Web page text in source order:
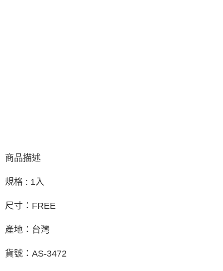
商品描述
規格 : 1入
尺寸：FREE
產地：台灣
貨號：AS-3472